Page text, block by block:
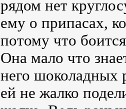
рядом нет
ему о припасах,
потому что
Она мало что
него шоколадных
ей не жалко